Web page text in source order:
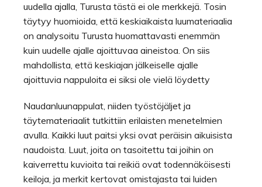
uudella ajalla, Turusta tästä ei ole merkkejä. Tosin
täytyy huomioida, että keskiaikaista luumateriaalia
on analysoitu Turusta huomattavasti enemmän
kuin uudelle ajalle ajoittuvaa aineistoa. On siis
mahdollista, että keskiajan jälkeiselle ajalle
ajoittuvia nappuloita ei siksi ole vielä löydetty
Naudanluunappulat, niiden työstöjäljet ja
täytemateriaalit tutkittiin erilaisten menetelmien
avulla. Kaikki luut paitsi yksi ovat peräisin aikuisista
naudoista. Luut, joita on tasoitettu tai joihin on
kaiverrettu kuvioita tai reikiä ovat todennäköisesti
keiloja, ja merkit kertovat omistajasta tai luiden